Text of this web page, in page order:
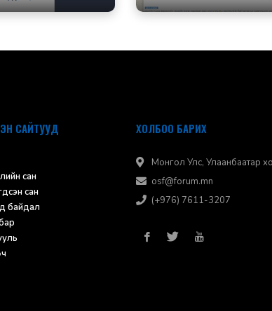
САЙТУУД
сан
сан
байдал
ХОЛБОО БАРИХ
Монгол Улс, Улаанбаатар
osf@forum.mn
(+976) 7611-3207